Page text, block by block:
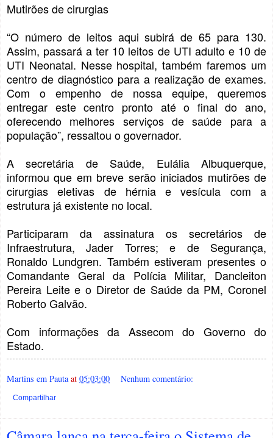
Mutirões de cirurgias
“O número de leitos aqui subirá de 65 para 130.
Assim, passará a ter 10 leitos de UTI adulto e 10 de
UTI Neonatal. Nesse hospital, também faremos um
centro de diagnóstico para a realização de exames.
Com o empenho de nossa equipe, queremos
entregar este centro pronto até o final do ano,
oferecendo melhores serviços de saúde para a
população”, ressaltou o governador.
A secretária de Saúde, Eulália Albuquerque,
informou que em breve serão iniciados mutirões de
cirurgias eletivas de hérnia e vesícula com a
estrutura já existente no local.
Participaram da assinatura os secretários de
Infraestrutura, Jader Torres; e de Segurança,
Ronaldo Lundgren. Também estiveram presentes o
Comandante Geral da Polícia Militar, Dancleiton
Pereira Leite e o Diretor de Saúde da PM, Coronel
Roberto Galvão.
Com informações da Assecom do Governo do
Estado.
Martins em Pauta at 05:03:00 Nenhum comentário:
Compartilhar